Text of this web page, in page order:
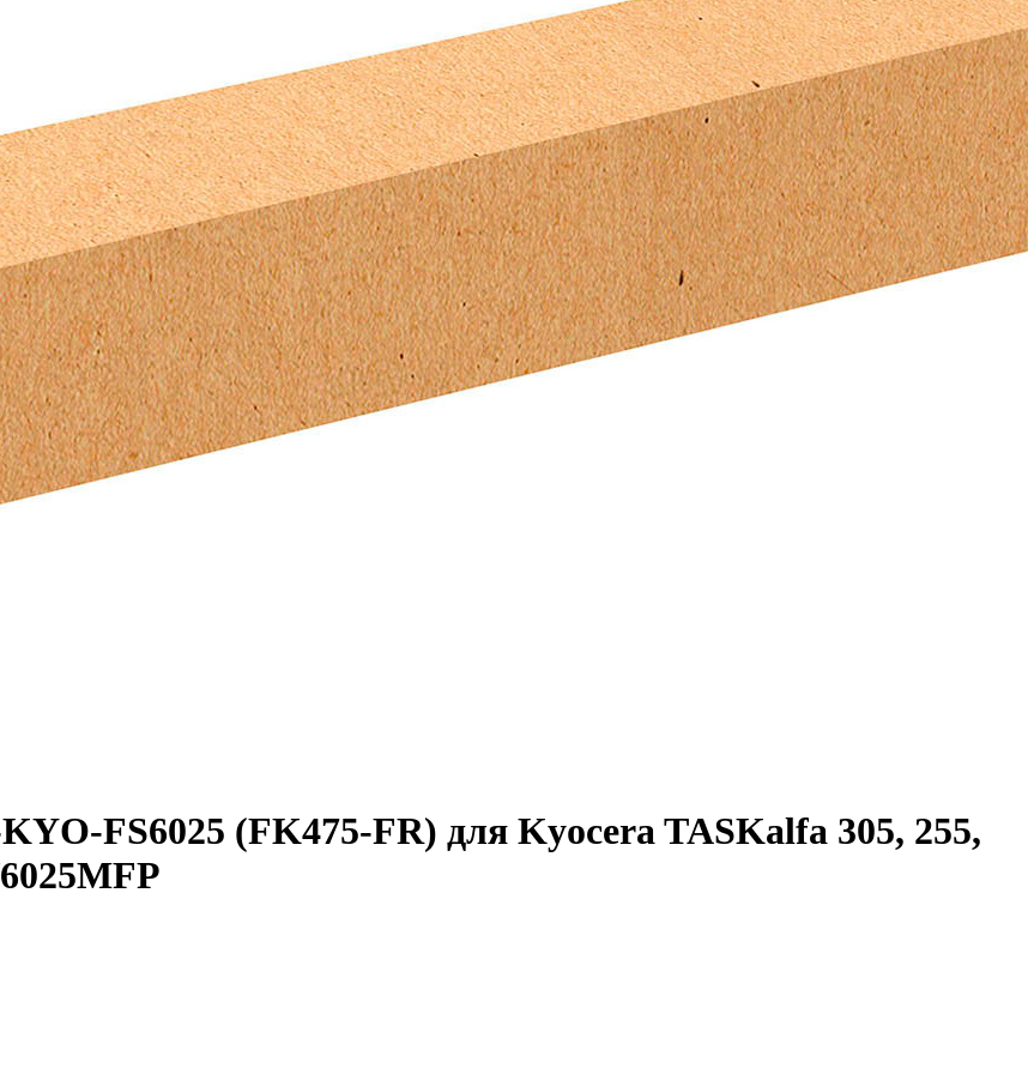
FS6025 (FK475-FR) для Kyocera TASKalfa 305, 255,